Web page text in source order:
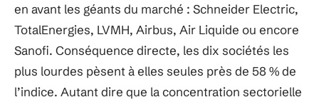
en avant les géants du marché : Schneider Electric,
TotalEnergies, LVMH, Airbus, Air Liquide ou encore
Sanofi. Conséquence directe, les dix sociétés les
plus lourdes pèsent à elles seules près de 58 % de
l’indice. Autant dire que la concentration sectorielle